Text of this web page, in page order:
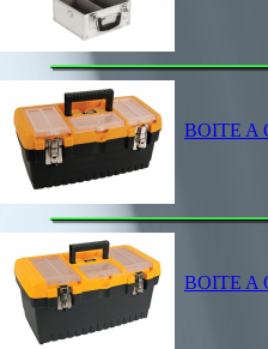
BOITE A
BOITE A